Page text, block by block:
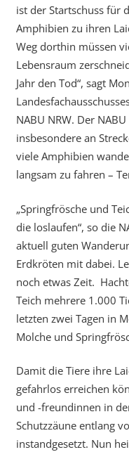
ist der Startschuss für
Amphibien zu ihren
Weg dorthin müssen
Lebensraum
Jahr den Tod“, sagt
NABU NRW. Der
insbesondere an
viele Amphibien
langsam zu fahren –
„Springfrösche und
die loslaufen“, so die
aktuell guten
Erdkröten mit dabei.
noch etwas Zeit.
Teich mehrere 1.000
letzten zwei Tagen in
Molche und
Damit die Tiere ihre
gefahrlos erreichen
und -freundinnen in
Schutzzäune entlang
instandgesetzt. Nun